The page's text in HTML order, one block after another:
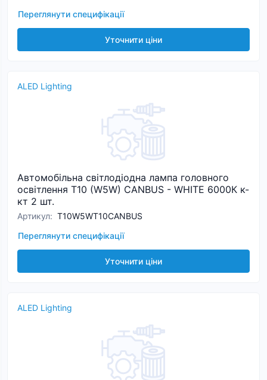
Переглянути специфікації
Уточнити ціни
ALED Lighting
Автомобільна світлодіодна лампа головного
освітлення T10 (W5W) CANBUS - WHITE 6000К к-
кт 2 шт.
Артикул: T10W5WT10CANBUS
Переглянути специфікації
Уточнити ціни
ALED Lighting